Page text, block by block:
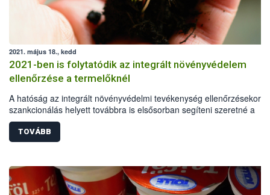
2021. május 18., kedd
2021-ben is folytatódik az integrált növényvédelem
ellenőrzése a termelőknél
A hatóság az integrált növényvédelmi tevékenység ellenőrzésekor a
szankcionálás helyett továbbra is elsősorban segíteni szeretné a
termelőket, és iránymutatást adni a leghatékonyabb és egyben
leginkább környezetkímélő növénytermesztés felé vezető úton. Az
országos, támogató ellenőrzéseket a Nemzeti Élelmiszerlánc-
TOVÁBB